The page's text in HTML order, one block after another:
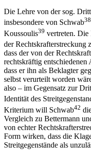
Die Lehre von der sog.
insbesondere von Schwab38
Koussoulis39 vertreten.
der Rechtskrafterstreckung
dass der von der
rechtskräftig
dass er ihn als Beklagter
selbst verurteilt worden
also –​ im Gegensatz zur
Identität des
Kriterium will Schwab42
Vergleich zu Bettermann
von echter
Form wirken, dass die
Streitgegenstände als